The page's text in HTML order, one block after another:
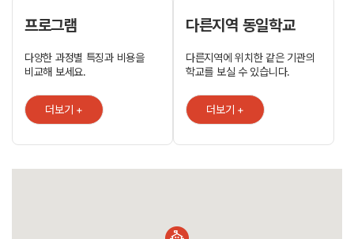
약학, 간호학, 도시경영, 공공관리행정, 작업치료, 커뮤니케이션 등 -
학업과정: 13개 단과대학(200여개 이상의 전공)
프로그램
다양한 과정별 특징과 비용을
비교해 보세요.
더보기 +
다른지역 동일학교
다른지역에 위치한 같은 기관의
학교를 보실 수 있습니다.
더보기 +